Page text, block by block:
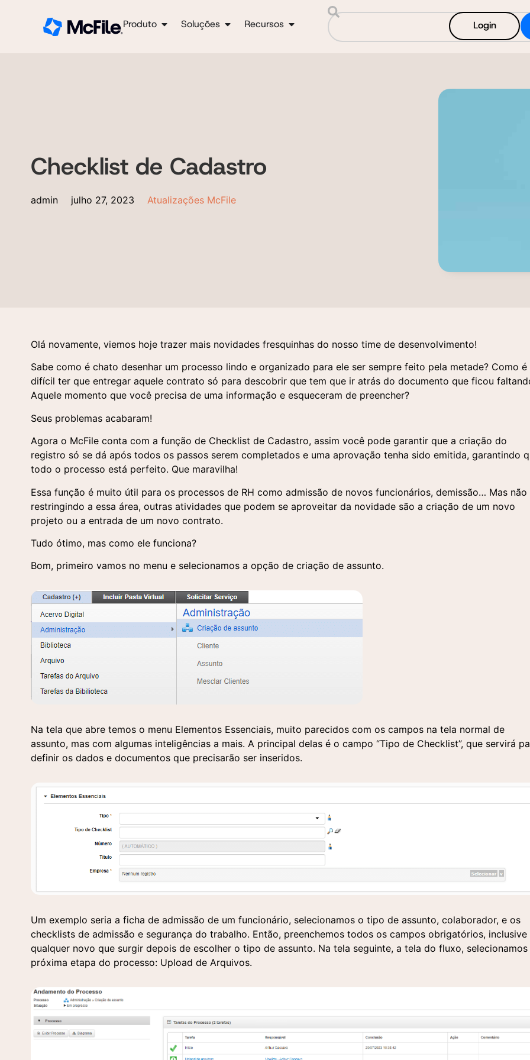
Produto Soluções Recursos Login
Checklist de Cadastro
admin julho 27, 2023 Atualizações McFile
Olá novamente, viemos hoje trazer mais novidades fresquinhas do nosso time de desenvolvimento!
Sabe como é chato desenhar um processo lindo e organizado para ele ser sempre feito pela metade? Como é
difícil ter que entregar aquele contrato só para descobrir que tem que ir atrás do documento que ficou
Aquele momento que você precisa de uma informação e esqueceram de preencher?
Seus problemas acabaram!
Agora o McFile conta com a função de Checklist de Cadastro, assim você pode garantir que a criação do
registro só se dá após todos os passos serem completados e uma aprovação tenha sido emitida, garantindo
todo o processo está perfeito. Que maravilha!
Essa função é muito útil para os processos de RH como admissão de novos funcionários, demissão… Mas não
restringindo a essa área, outras atividades que podem se aproveitar da novidade são a criação de um novo
projeto ou a entrada de um novo contrato.
Tudo ótimo, mas como ele funciona?
Bom, primeiro vamos no menu e selecionamos a opção de criação de assunto.
Na tela que abre temos o menu Elementos Essenciais, muito parecidos com os campos na tela normal de
assunto, mas com algumas inteligências a mais. A principal delas é o campo “Tipo de Checklist”, que servirá
definir os dados e documentos que precisarão ser inseridos.
Um exemplo seria a ficha de admissão de um funcionário, selecionamos o tipo de assunto, colaborador, e os
checklists de admissão e segurança do trabalho. Então, preenchemos todos os campos obrigatórios, inclusive
qualquer novo que surgir depois de escolher o tipo de assunto. Na tela seguinte, a tela do fluxo, selecionamos
próxima etapa do processo: Upload de Arquivos.
Preencha o formulário e um de nossos especialistas entrará em
Preencha o formulário abaixo e nossa equipe entrará em
Entre em contato